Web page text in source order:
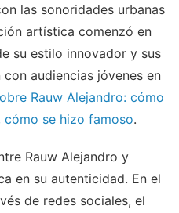
las sonoridades urbanas
artística comenzó en
su estilo innovador y sus
audiencias jóvenes en
Rauw Alejandro: cómo
cómo se hizo famoso.
Rauw Alejandro y
en su autenticidad. En el
de redes sociales, el